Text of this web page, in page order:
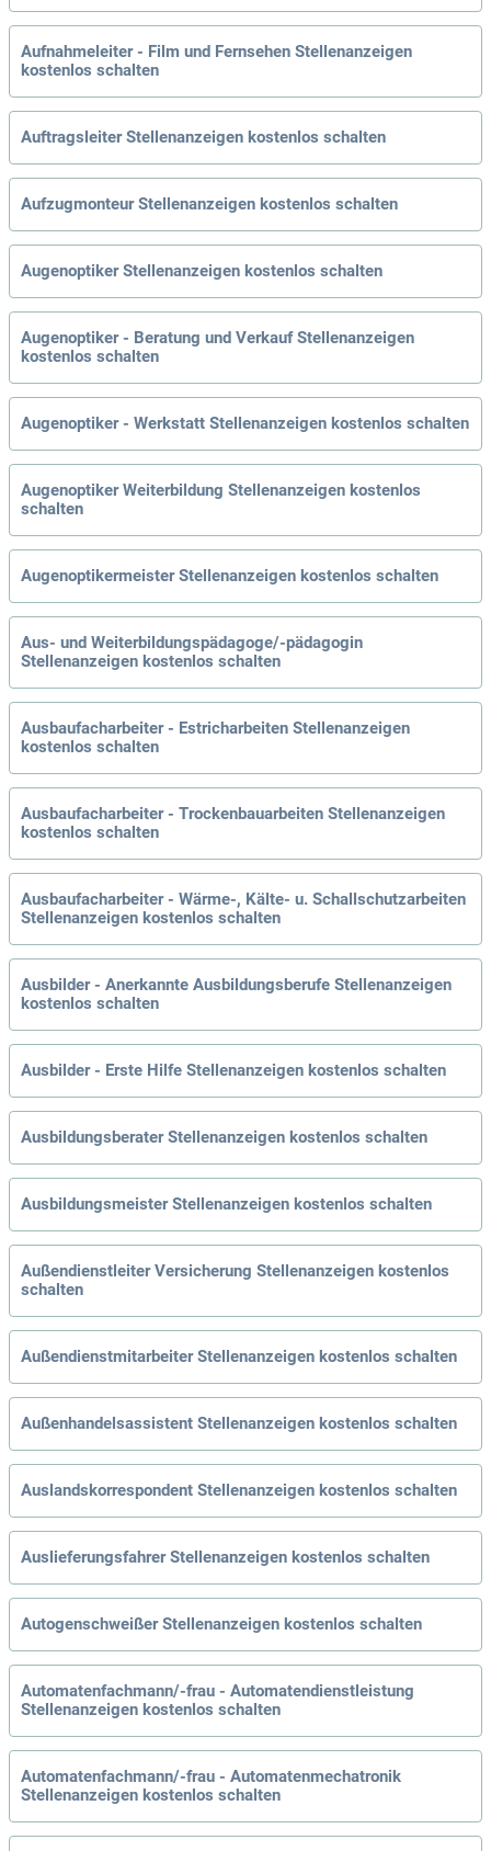
Aufnahmeleiter - Film und Fernsehen Stellenanzeigen
kostenlos schalten
Auftragsleiter Stellenanzeigen kostenlos schalten
Aufzugmonteur Stellenanzeigen kostenlos schalten
Augenoptiker Stellenanzeigen kostenlos schalten
Augenoptiker - Beratung und Verkauf Stellenanzeigen
kostenlos schalten
Augenoptiker - Werkstatt Stellenanzeigen kostenlos schalten
Augenoptiker Weiterbildung Stellenanzeigen kostenlos
schalten
Augenoptikermeister Stellenanzeigen kostenlos schalten
Aus- und Weiterbildungspädagoge/-pädagogin
Stellenanzeigen kostenlos schalten
Ausbaufacharbeiter - Estricharbeiten Stellenanzeigen
kostenlos schalten
Ausbaufacharbeiter - Trockenbauarbeiten Stellenanzeigen
kostenlos schalten
Ausbaufacharbeiter - Wärme-, Kälte- u. Schallschutzarbeiten
Stellenanzeigen kostenlos schalten
Ausbilder - Anerkannte Ausbildungsberufe Stellenanzeigen
kostenlos schalten
Ausbilder - Erste Hilfe Stellenanzeigen kostenlos schalten
Ausbildungsberater Stellenanzeigen kostenlos schalten
Ausbildungsmeister Stellenanzeigen kostenlos schalten
Außendienstleiter Versicherung Stellenanzeigen kostenlos
schalten
Außendienstmitarbeiter Stellenanzeigen kostenlos schalten
Außenhandelsassistent Stellenanzeigen kostenlos schalten
Auslandskorrespondent Stellenanzeigen kostenlos schalten
Auslieferungsfahrer Stellenanzeigen kostenlos schalten
Autogenschweißer Stellenanzeigen kostenlos schalten
Automatenfachmann/-frau - Automatendienstleistung
Stellenanzeigen kostenlos schalten
Automatenfachmann/-frau - Automatenmechatronik
Stellenanzeigen kostenlos schalten